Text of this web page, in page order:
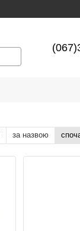
за назвою